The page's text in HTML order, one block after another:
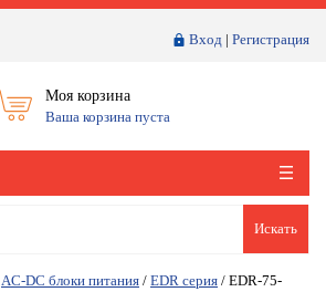
Вход | Регистрация
Моя корзина
Ваша корзина пуста
Искать
AC-DC блоки питания / EDR серия / EDR-75-